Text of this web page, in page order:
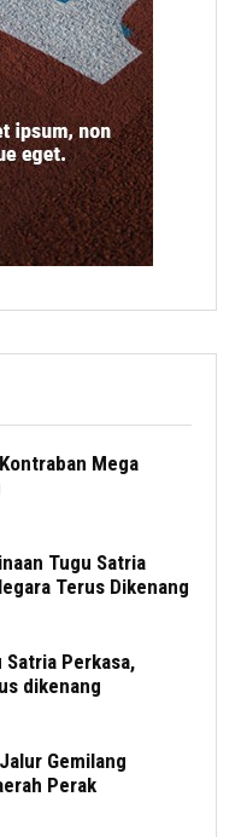
Mega
Tugu Satria
Terus Dikenang
Satria Perkasa,
dikenang
Gemilang
Perak